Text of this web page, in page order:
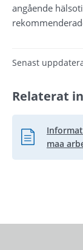
angående
Senast
Relaterat
maa
Pdf, 226.6 kB.